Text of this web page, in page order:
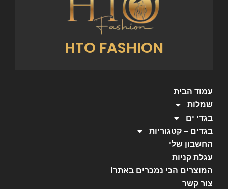
HTO FASHION
עמוד הבית
שמלות
בגדי ים
בגדים – קטגוריות
החשבון שלי
עגלת קניות
המוצרים הכי נמכרים באתר!
צור קשר